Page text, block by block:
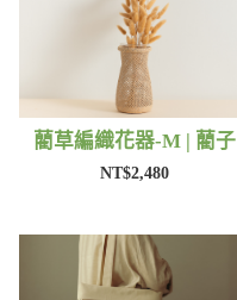
藺草編織花器-M | 藺子
NT$2,480